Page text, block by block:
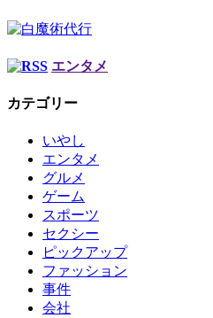
エンタメ
カテゴリー
いやし
エンタメ
グルメ
ゲーム
スポーツ
セクシー
ピックアップ
ファッション
事件
会社